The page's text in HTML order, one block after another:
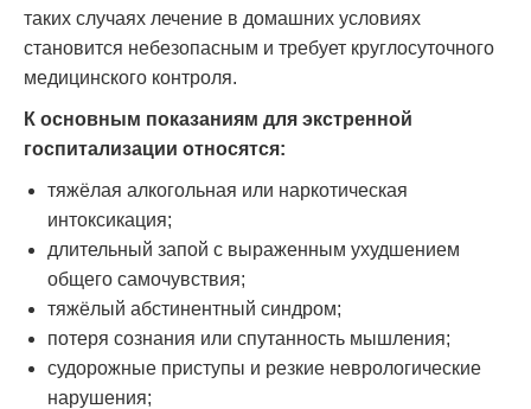
таких случаях лечение в домашних условиях
становится небезопасным и требует круглосуточного
медицинского контроля.
К основным показаниям для экстренной
госпитализации относятся:
тяжёлая алкогольная или наркотическая
интоксикация;
длительный запой с выраженным ухудшением
общего самочувствия;
тяжёлый абстинентный синдром;
потеря сознания или спутанность мышления;
судорожные приступы и резкие неврологические
нарушения;